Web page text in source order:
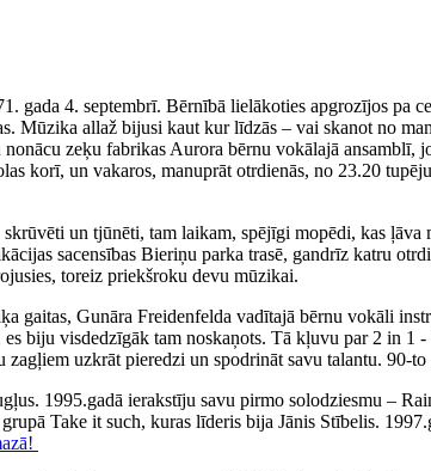
gada 4. septembrī. Bērnībā lielākoties apgrozījos
Mūzika allaž bijusi kaut kur līdzās – vai skanot no
zeķu fabrikas Aurora bērnu vokālajā
korī, un vakaros, manuprāt otrdienās, no 23.20
un tjūnēti, tam laikam, spējīgi mopēdi, kas ļāva
sacensības Bieriņu parka trasē, gandrīz katru
toreiz priekšroku devu mūzikai.
gaitas, Gunāra Freidenfelda vadītajā bērnu vokāli
biju visdedzīgāk tam noskaņots. Tā kļuvu par 2 in
uzkrāt pieredzi un spodrināt savu talantu. 90-
1995.gadā ierakstīju savu pirmo solodziesmu –
Take it such, kuras līderis bija Jānis Stībelis.